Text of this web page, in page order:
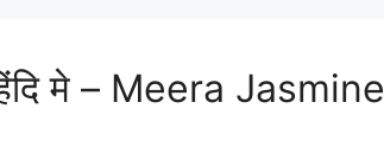
मे – Meera Jasmine